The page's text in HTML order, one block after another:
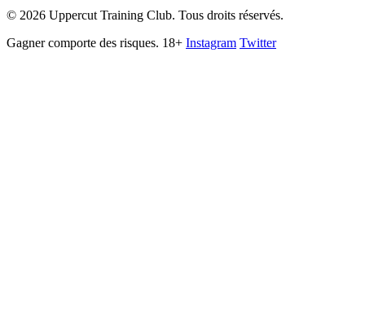
© 2026 Uppercut Training Club. Tous droits réservés.
Gagner comporte des risques. 18+ Instagram Twitter